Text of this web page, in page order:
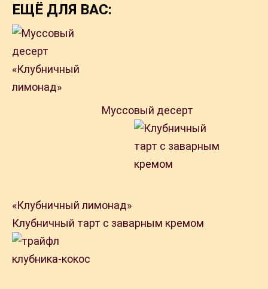
ЕЩЁ ДЛЯ ВАС:
Муссовый десерт
«Клубничный лимонад»
Клубничный тарт с заварным кремом